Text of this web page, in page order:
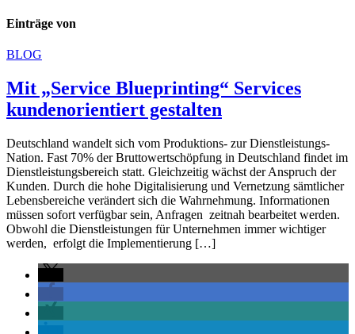
Einträge von
BLOG
Mit „Service Blueprinting“ Services
kundenorientiert gestalten
Deutschland wandelt sich vom Produktions- zur Dienstleistungs-
Nation. Fast 70% der Bruttowertschöpfung in Deutschland findet im
Dienstleistungsbereich statt. Gleichzeitig wächst der Anspruch der
Kunden. Durch die hohe Digitalisierung und Vernetzung sämtlicher
Lebensbereiche verändert sich die Wahrnehmung. Informationen
müssen sofort verfügbar sein, Anfragen zeitnah bearbeitet werden.
Obwohl die Dienstleistungen für Unternehmen immer wichtiger
werden, erfolgt die Implementierung […]